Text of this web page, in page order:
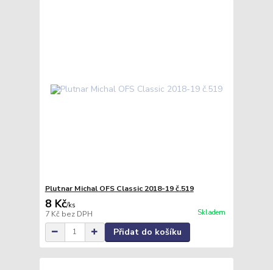
Plutnar Michal OFS Classic 2018-19 č.519
8 Kč/ks
7 Kč bez DPH Skladem
Přidat do košíku